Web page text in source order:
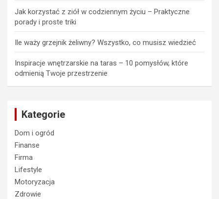
Jak korzystać z ziół w codziennym życiu – Praktyczne
porady i proste triki
Ile waży grzejnik żeliwny? Wszystko, co musisz wiedzieć
Inspiracje wnętrzarskie na taras – 10 pomysłów, które
odmienią Twoje przestrzenie
Kategorie
Dom i ogród
Finanse
Firma
Lifestyle
Motoryzacja
Zdrowie